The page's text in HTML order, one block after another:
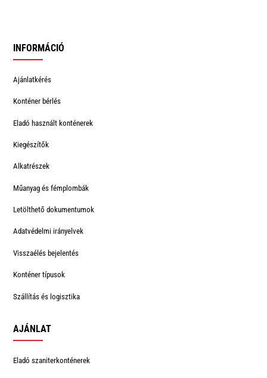
INFORMÁCIÓ
Ajánlatkérés
Konténer bérlés
Eladó használt konténerek
Kiegészítők
Alkatrészek
Műanyag és fémplombák
Letölthető dokumentumok
Adatvédelmi irányelvek
Visszaélés bejelentés
Konténer típusok
Szállítás és logisztika
AJÁNLAT
Eladó szaniterkonténerek